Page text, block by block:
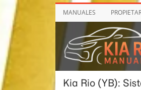
MANUALES
Kia Rio (YB):